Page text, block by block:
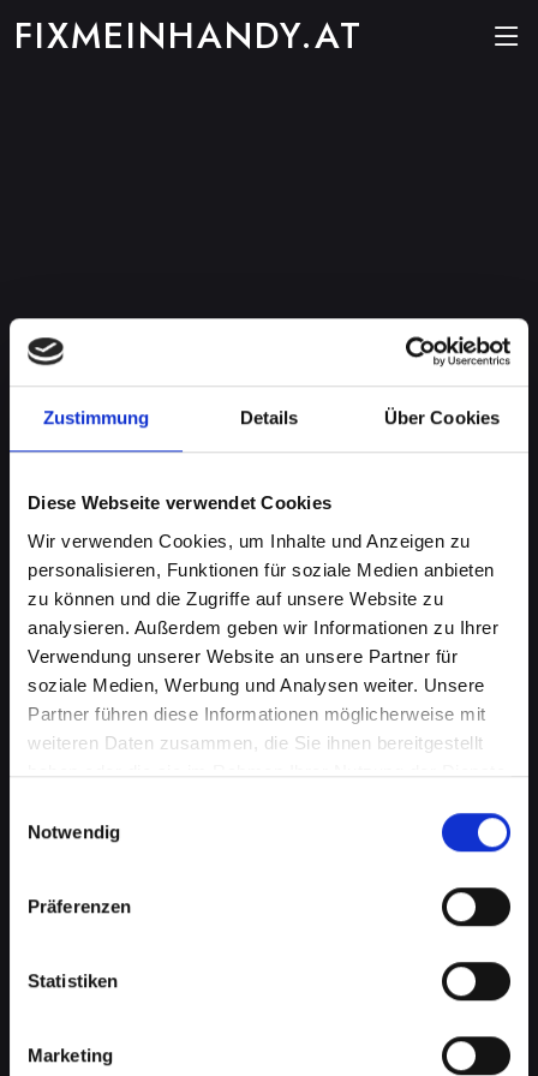
Zustimmung Details Über Cookies
Diese Webseite verwendet Cookies
Wir verwenden Cookies, um Inhalte und Anzeigen zu
personalisieren, Funktionen für soziale Medien anbieten
zu können und die Zugriffe auf unsere Website zu
analysieren. Außerdem geben wir Informationen zu Ihrer
Verwendung unserer Website an unsere Partner für
soziale Medien, Werbung und Analysen weiter. Unsere
Partner führen diese Informationen möglicherweise mit
weiteren Daten zusammen, die Sie ihnen bereitgestellt
haben oder die sie im Rahmen Ihrer Nutzung der Dienste
Notwendig
Präferenzen
Statistiken
Marketing
FIXMEINHANDY.AT
Wasserschaden am IPHONE-14-
PRO in Bad-saürbrunn? Wir
bieten schnelle Hilfe
Wasserschäden können Ihr IPHONE-14-PRO
verheerend beeinflussen. Feuchtigkeit kann
sondern auch Korrosion und Schimmel